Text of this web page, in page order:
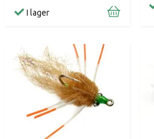
I lager